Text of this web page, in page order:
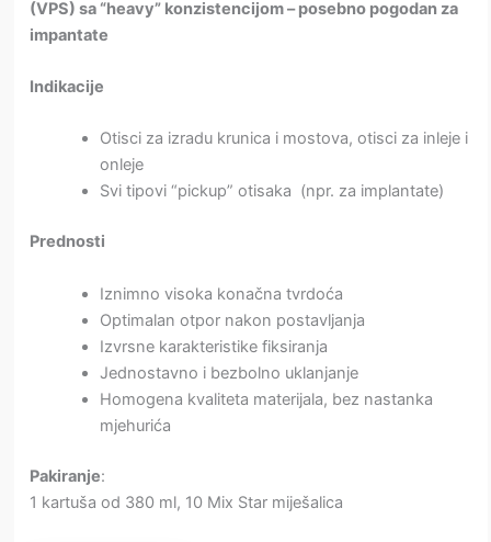
(VPS) sa “heavy” konzistencijom – posebno pogodan za
impantate
Indikacije
Otisci za izradu krunica i mostova, otisci za inleje i
onleje
Svi tipovi “pickup” otisaka (npr. za implantate)
Prednosti
Iznimno visoka konačna tvrdoća
Optimalan otpor nakon postavljanja
Izvrsne karakteristike fiksiranja
Jednostavno i bezbolno uklanjanje
Homogena kvaliteta materijala, bez nastanka
mjehurića
Pakiranje:
1 kartuša od 380 ml, 10 Mix Star miješalica